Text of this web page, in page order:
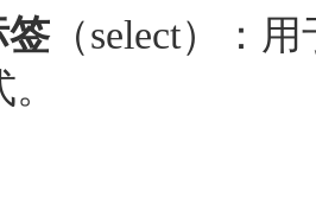
签（select）：